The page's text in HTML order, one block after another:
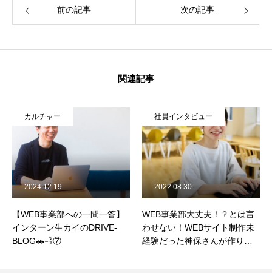
前の記事 次の記事
関連記事
カルチャー
【WEB事業部への一問一答】
インターン生カイのDRIVE-
BLOG🚗💨⑦
2024.12.19
社員インタビュー
WEB事業部大丈夫！？とは言
わせない！WEBサイト制作未
経験だった神保さんが作り上
2022.08.30